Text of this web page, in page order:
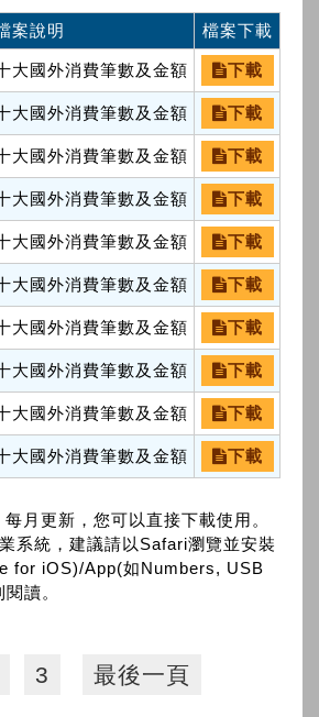
案說明 檔案下載
大國外消費筆數及金額 下載
大國外消費筆數及金額 下載
大國外消費筆數及金額 下載
大國外消費筆數及金額 下載
大國外消費筆數及金額 下載
大國外消費筆數及金額 下載
大國外消費筆數及金額 下載
大國外消費筆數及金額 下載
大國外消費筆數及金額 下載
大國外消費筆數及金額 下載
月更新，您可以直接下載使用。
系統，建議請以Safari瀏覽並安裝
for iOS)/App(如Numbers, USB
讀。
3 最後一頁